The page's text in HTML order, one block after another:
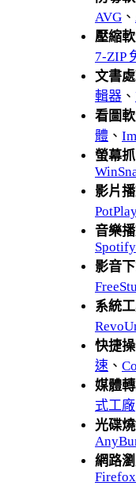
AVG 、
壓縮軟
7-ZIP
文書處
輯器 、
看圖軟
體 、
螢幕抓
影片播
音樂播
Spotify
影音下
系統工
快捷操
速 、
媒體轉
式工廠
光碟燒
網路瀏
Firefox